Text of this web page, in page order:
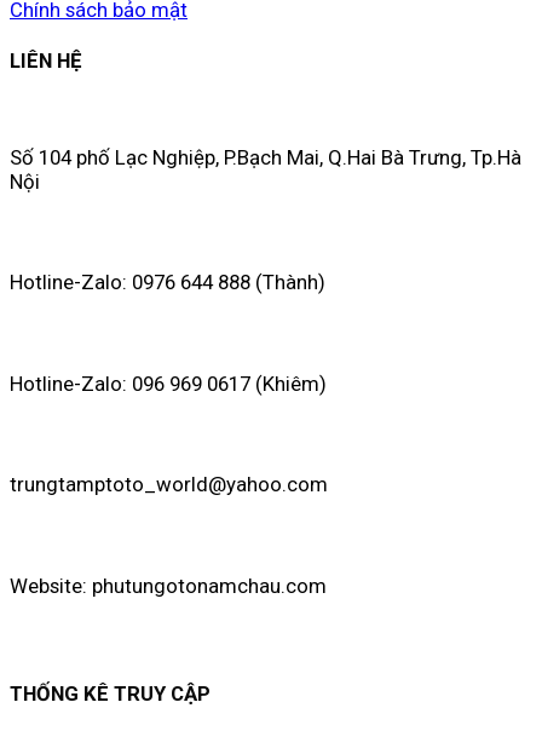
Chính sách bảo mật
LIÊN HỆ
Số 104 phố Lạc Nghiệp, P.Bạch Mai, Q.Hai Bà Trưng, Tp.Hà
Nội
Hotline-Zalo: 0976 644 888 (Thành)
Hotline-Zalo: 096 969 0617 (Khiêm)
trungtamptoto_world@yahoo.com
Website: phutungotonamchau.com
THỐNG KÊ TRUY CẬP